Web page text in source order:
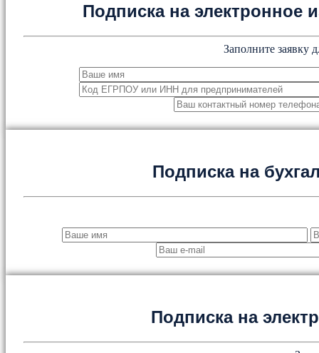
Подписка на электронное
Заполните заявку
Подписка на
Подписка на